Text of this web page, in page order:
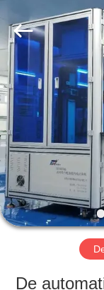
THUIS
OVER
ONS
DE
(Xiamen)
Intelligent
Equipment
Co.,Ltd.
All
Rights
Reserved.
De